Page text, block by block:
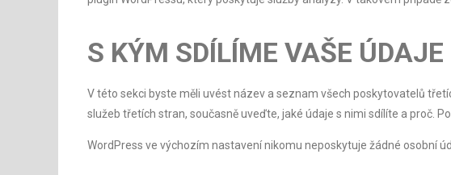
S KÝM SDÍLÍME VAŠE ÚDAJE
V této sekci byste měli uvést název a seznam všech poskytovatelů
služeb třetích stran, současně uveďte, jaké údaje s nimi sdílíte a proč.
WordPress ve výchozím nastavení nikomu neposkytuje žádné osobní